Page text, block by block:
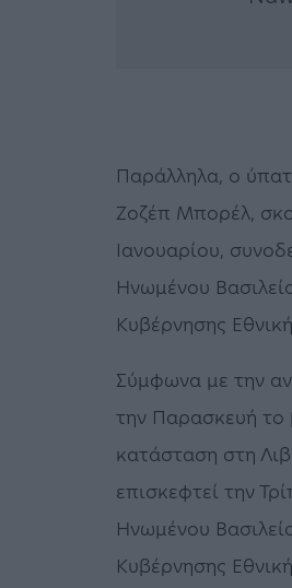
Παράλληλα, ο
Ζοζέπ Μπορέλ,
Ιανουαρίου,
Ηνωμένου
Κυβέρνησης
Σύμφωνα με την
την Παρασκευή το
κατάσταση στη
επισκεφτεί την
Ηνωμένου
Κυβέρνησης